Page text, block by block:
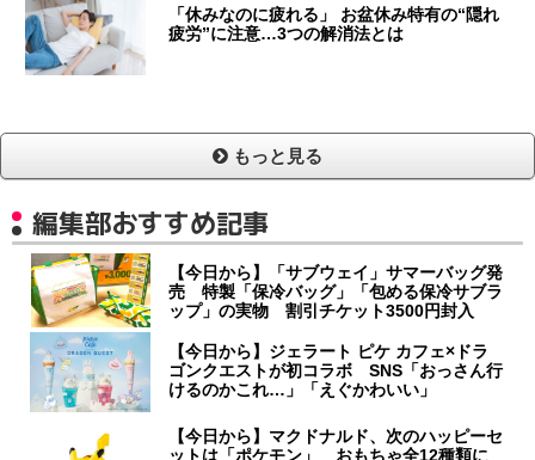
「休みなのに疲れる」 お盆休み特有の“隠れ
疲労”に注意…3つの解消法とは
もっと見る
編集部おすすめ記事
【今日から】「サブウェイ」サマーバッグ発
売 特製「保冷バッグ」「包める保冷サブラ
ップ」の実物 割引チケット3500円封入
【今日から】ジェラート ピケ カフェ×ドラ
ゴンクエストが初コラボ SNS「おっさん行
けるのかこれ…」「えぐかわいい」
【今日から】マクドナルド、次のハッピーセ
ットは「ポケモン」 おもちゃ全12種類に